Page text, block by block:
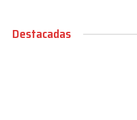
Destacadas